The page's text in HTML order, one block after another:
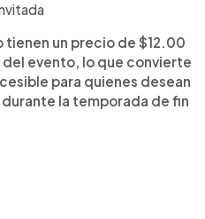
tienen un precio de $12.00
evento, lo que convierte
para quienes desean
la temporada de fin